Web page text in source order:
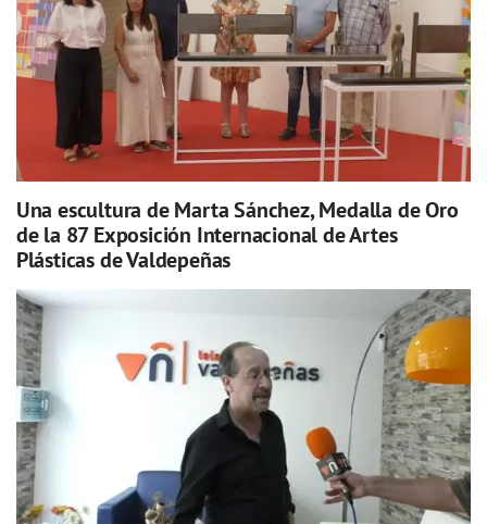
Una escultura de Marta Sánchez, Medalla de Oro
de la 87 Exposición Internacional de Artes
Plásticas de Valdepeñas